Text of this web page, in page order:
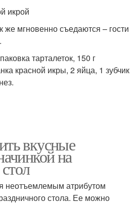
икрой
же мгновенно съедаются – гости
тарталеток, 150 г
красной икры, 2 яйца, 1 зубчик
вкусные
на
неотъемлемым атрибутом
стола. Ее можно